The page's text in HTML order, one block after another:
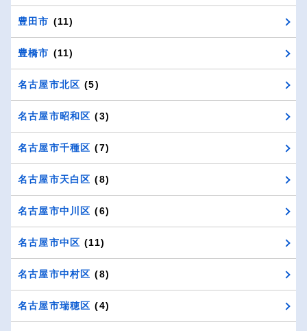
豊田市 (11)
豊橋市 (11)
名古屋市北区 (5)
名古屋市昭和区 (3)
名古屋市千種区 (7)
名古屋市天白区 (8)
名古屋市中川区 (6)
名古屋市中区 (11)
名古屋市中村区 (8)
名古屋市瑞穂区 (4)